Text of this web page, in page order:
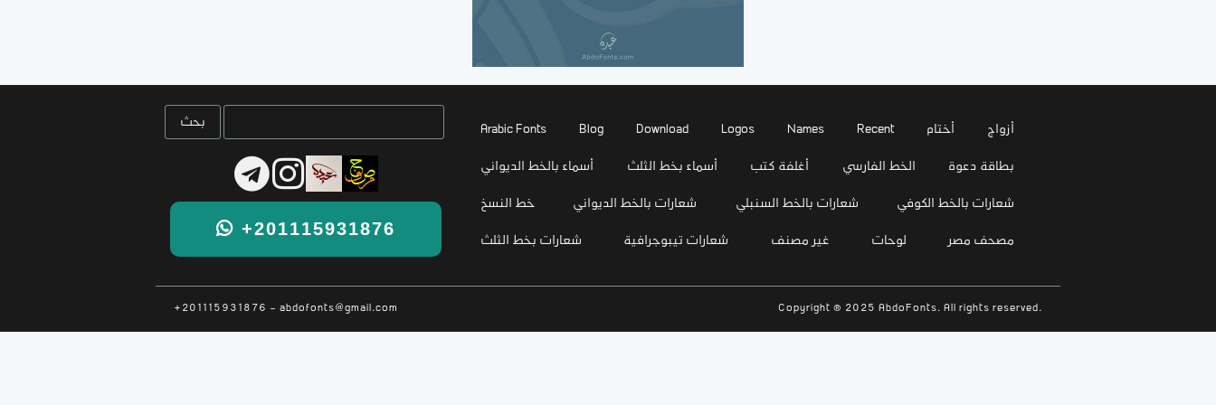
+201115931876
Arabic Fonts Blog Download Logos Names Recent أختام أزواج
أسماء بالخط الديواني أسماء بخط الثلث أغلفة كتب الخط الفارسي بطاقة دعوة
خط النسخ شعارات بالخط الديواني شعارات بالخط السنبلي شعارات بالخط الكوفي
شعارات بخط الثلث شعارات تيبوجرافية غير مصنف لوحات مصحف مصر
Copyright © 2025 AbdoFonts. All rights reserved.
+201115931876 - abdofonts@gmail.com